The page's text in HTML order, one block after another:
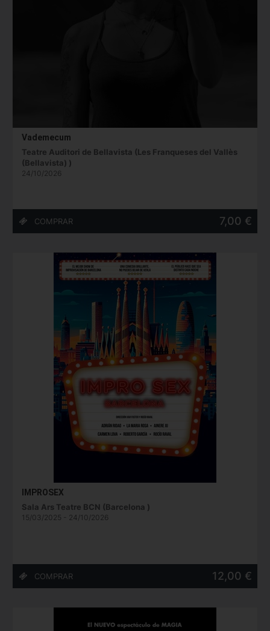
Vademecum
Teatre Auditori de Bellavista (Les Franqueses del Vallès
(Bellavista) )
24/10/2026
7,00 €
IMPROSEX
Sala Ars Teatre BCN (Barcelona )
15/03/2025 - 24/10/2026
12,00 €